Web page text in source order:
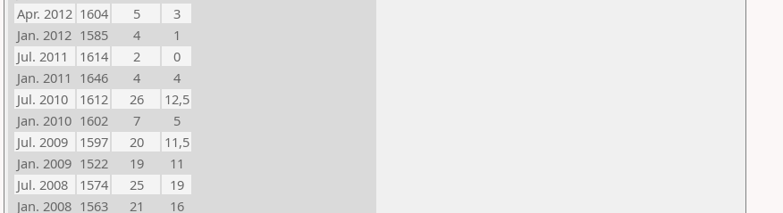
Apr. 2012 1604 5
3
Jan. 2012 1585 4
1
Jul. 2011
1614 2
0
Jan. 2011 1646 4
4
Jul. 2010
1612 26
12,5
Jan. 2010 1602 7
5
Jul. 2009
1597 20
11,5
Jan. 2009 1522 19
11
Jul. 2008
1574 25
19
Jan. 2008 1563 21 16